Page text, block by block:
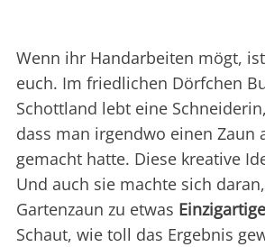
Wenn ihr Handarbeiten mögt,
euch. Im friedlichen Dörfchen
Schottland lebt eine
dass man irgendwo einen Zaun
gemacht hatte. Diese kreative
Und auch sie machte sich
Gartenzaun zu etwas
Schaut, wie toll das Ergebnis